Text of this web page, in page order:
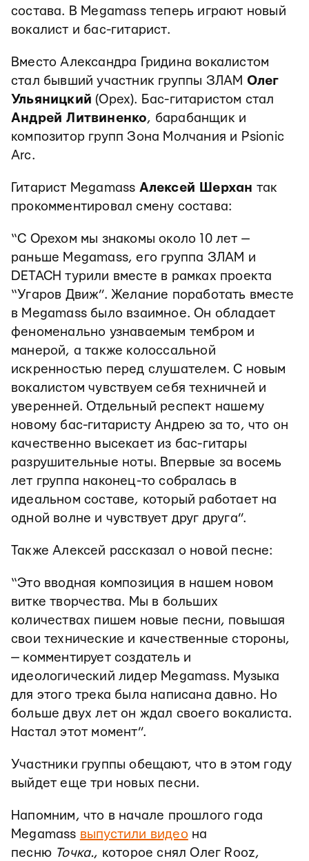
состава. В Megamass теперь играют новый
вокалист и бас-гитарист.
Вместо Александра Гридина вокалистом
стал бывший участник группы ЗЛАМ Олег
Ульяницкий (Орех). Бас-гитаристом стал
Андрей Литвиненко, барабанщик и
композитор групп Зона Молчания и Psionic
Arc.
Гитарист Megamass Алексей Шерхан так
прокомментировал смену состава:
“С Орехом мы знакомы около 10 лет —
раньше Megamass, его группа ЗЛАМ и
DETACH турили вместе в рамках проекта
“Угаров Движ”. Желание поработать вместе
в Megamass было взаимное. Он обладает
феноменально узнаваемым тембром и
манерой, а также колоссальной
искренностью перед слушателем. С новым
вокалистом чувствуем себя техничней и
уверенней. Отдельный респект нашему
новому бас-гитаристу Андрею за то, что он
качественно высекает из бас-гитары
разрушительные ноты. Впервые за восемь
лет группа наконец-то собралась в
идеальном составе, который работает на
одной волне и чувствует друг друга”.
Также Алексей рассказал о новой песне:
“Это вводная композиция в нашем новом
витке творчества. Мы в больших
количествах пишем новые песни, повышая
свои технические и качественные стороны,
— комментирует создатель и
идеологический лидер Megamass. Музыка
для этого трека была написана давно. Но
больше двух лет он ждал своего вокалиста.
Настал этот момент”.
Участники группы обещают, что в этом году
выйдет еще три новых песни.
Напомним, что в начале прошлого года
Megamass выпустили видео на
песню Точка., которое снял Олег Rooz,